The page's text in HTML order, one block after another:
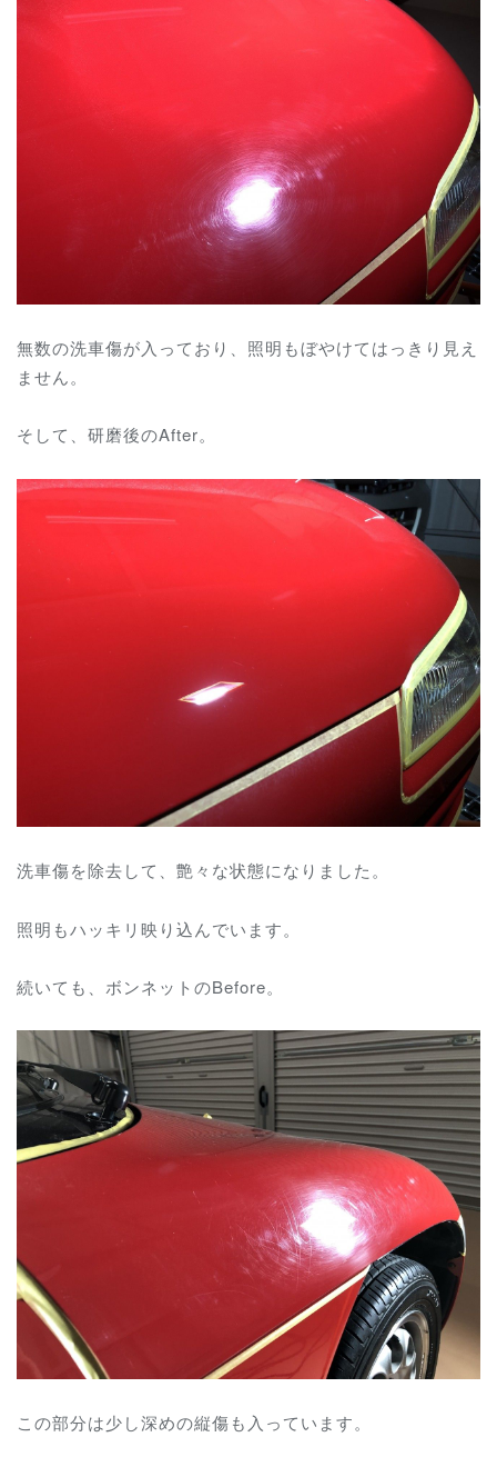
無数の洗車傷が入っており、照明もぼやけてはっきり見え
ません。
そして、研磨後のAfter。
洗車傷を除去して、艶々な状態になりました。
照明もハッキリ映り込んでいます。
続いても、ボンネットのBefore。
この部分は少し深めの縦傷も入っています。